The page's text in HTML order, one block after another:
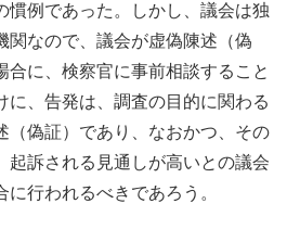
慣例であった。しかし、議会は独
関なので、議会が虚偽陳述（偽
合に、検察官に事前相談すること
に、告発は、調査の目的に関わる
（偽証）であり、なおかつ、その
起訴される見通しが高いとの議会
行われるべきであろう。